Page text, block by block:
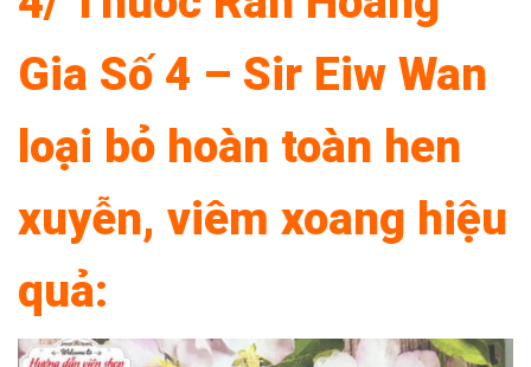
Gia Số 4 – Sir Eiw Wan
loại bỏ hoàn toàn hen
xuyễn, viêm xoang hiệu
quả: